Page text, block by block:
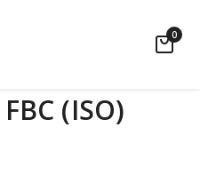
0
(ISO)